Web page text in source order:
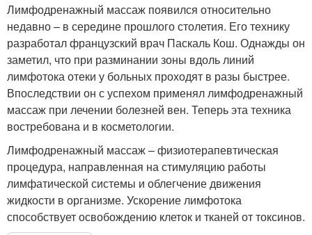
Лимфодренажный массаж появился относительно
недавно – в середине прошлого столетия. Его технику
разработал французский врач Паскаль Кош. Однажды он
заметил, что при разминании зоны вдоль линий
лимфотока отеки у больных проходят в разы быстрее.
Впоследствии он с успехом применял лимфодренажный
массаж при лечении болезней вен. Теперь эта техника
востребована и в косметологии.
Лимфодренажный массаж – физиотерапевтическая
процедура, направленная на стимуляцию работы
лимфатической системы и облегчение движения
жидкости в организме. Ускорение лимфотока
способствует освобождению клеток и тканей от токсинов.